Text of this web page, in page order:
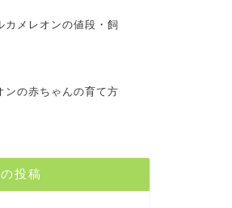
カメレオンの値段・飼
ンの赤ちゃんの育て方
投稿